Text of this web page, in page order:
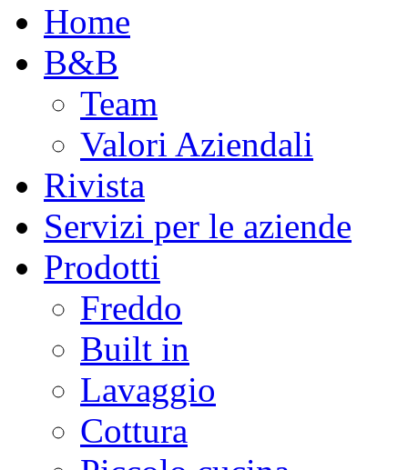
Home
B&B
Team
Valori Aziendali
Rivista
Servizi per le aziende
Prodotti
Freddo
Built in
Lavaggio
Cottura